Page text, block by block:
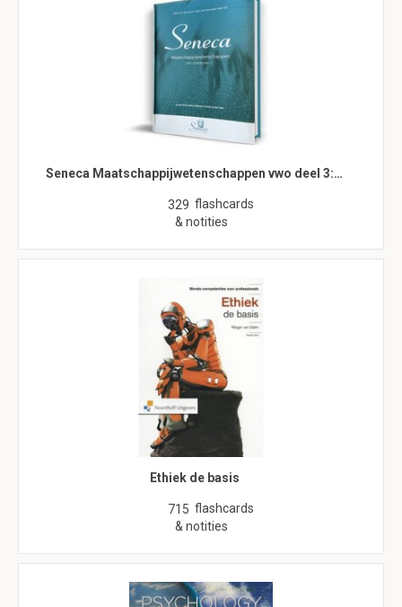
Seneca Maatschappijwetenschappen vwo deel 3:…
329 flashcards
& notities
Ethiek de basis
715 flashcards
& notities